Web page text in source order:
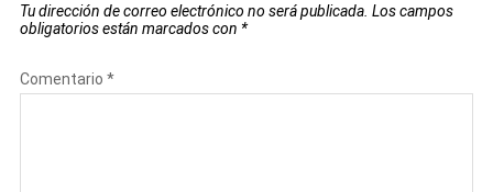
Tu dirección de correo electrónico no será publicada. Los campos
obligatorios están marcados con *
Comentario *